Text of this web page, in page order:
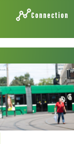
Connection